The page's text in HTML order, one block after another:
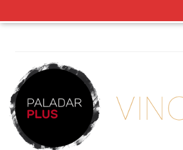
Skip